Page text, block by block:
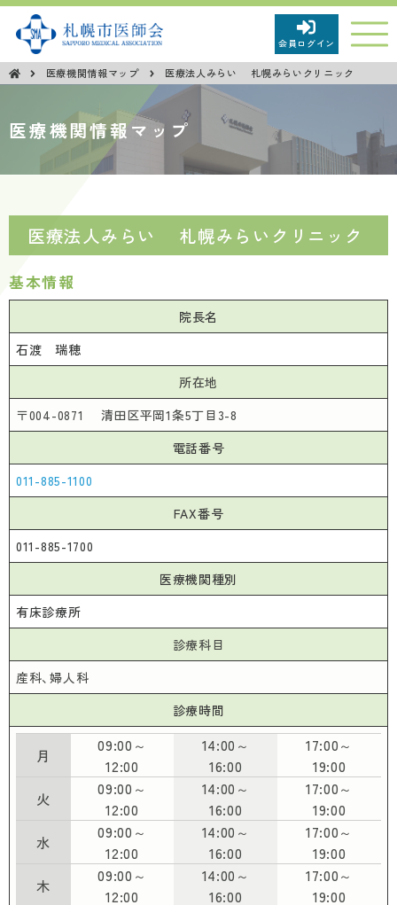
市民の皆さまへ
新型コロナウイルス感染症関連情報
市民向け医学講座
市民向けイベント等
第68回保健文化賞受賞について
メーイくんの「ぬりえ」ひろば
医師・医療関係の皆様へ
医療者向け講演会等
学術講演会等名義後援申請
シリーズ「在宅医療」
在宅医療・介護・認知症サポートセンター
地域医療室
治験事業について
初期及び二次救急当番報告
札幌市医師会について
会長挨拶
医師会会務分担
医師会の概要
医師会の歩み
定款
定款施行規則
検診予防接種
各種がん検診等
乳がん・子宮がん
予防接種
高齢者用肺炎球菌ワクチン
会員ログイン
医療機関情報マップ 医療法人みらい 札幌みらいクリニック
医療機関情報マップ
医療法人みらい 札幌みらいクリニック
基本情報
院長名
石渡 瑞穂
所在地
〒004-0871 清田区平岡1条5丁目3-8
電話番号
011-885-1100
FAX番号
011-885-1700
医療機関種別
有床診療所
診療科目
産科、婦人科
診療時間
月
09:00～
12:00
14:00～
16:00
17:00～
19:00
火
09:00～
12:00
14:00～
16:00
17:00～
19:00
水
09:00～
12:00
14:00～
16:00
17:00～
19:00
木
09:00～
12:00
14:00～
16:00
17:00～
19:00